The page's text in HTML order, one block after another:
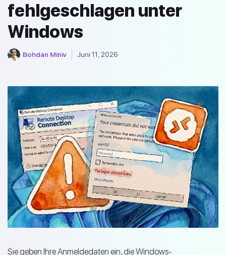
fehlgeschlagen unter
Windows
Bohdan Miniv Juni 11, 2026
Sie geben Ihre Anmeldedaten ein, die Windows-